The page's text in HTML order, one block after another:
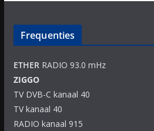
Frequenties
ETHERRADIO 93.0 mHz
ZIGGO
TV DVB-C kanaal 40
TV kanaal 40
RADIO kanaal 915